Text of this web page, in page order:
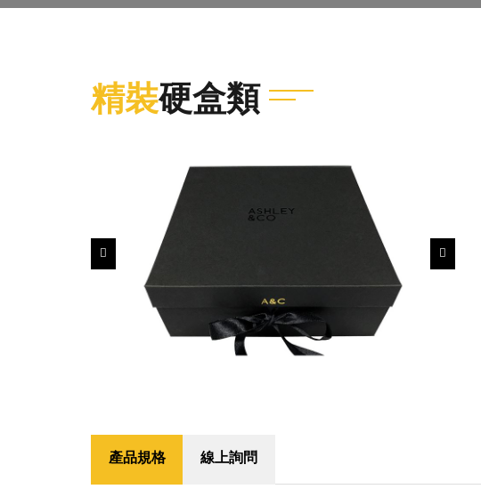
精裝硬盒類
產品規格 線上詢問